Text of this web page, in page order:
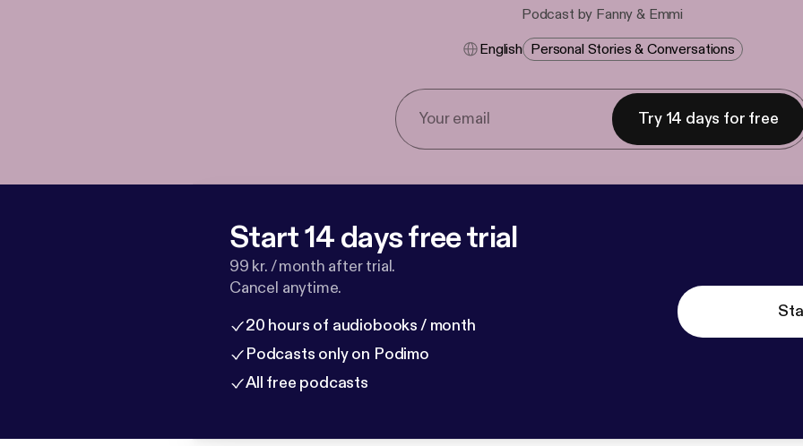
Podcast by Fanny & Emmi
English Personal Stories & Conversations
Try 14 days for free
Start 14 days free trial
99 kr. / month after trial.
Cancel anytime.
20 hours of audiobooks / month
Podcasts only on Podimo
All free podcasts